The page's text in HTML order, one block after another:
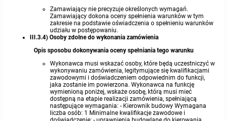
Zamawiający nie precyzuje określonych wymagań.
Zamawiający dokona oceny spełnienia warunków w tym
zakresie na podstawie oświadczenia o spełnieniu warunków
udziału w postępowaniu.
III.3.4) Osoby zdolne do wykonania zamówienia
Opis sposobu dokonywania oceny spełniania tego warunku
Wykonawca musi wskazać osoby, które będą uczestniczyć w
wykonywaniu zamówienia, legitymujące się kwalifikacjami
zawodowymi i doświadczeniem odpowiednim do funkcji,
jaka zostanie im powierzona. Wykonawca na funkcję
wymienioną poniżej, wskaże osobę, którą musi mieć
dostępną na etapie realizacji zamówienia, spełniającą
następujące wymagania: - Kierownik budowy Wymagana
liczba osób: 1 Minimalne kwalifikacje zawodowe i